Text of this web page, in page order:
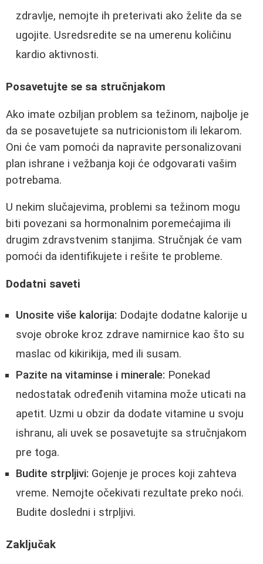
zdravlje, nemojte ih preterivati ako želite da se
ugojite. Usredsredite se na umerenu količinu
kardio aktivnosti.
Posavetujte se sa stručnjakom
Ako imate ozbiljan problem sa težinom, najbolje je
da se posavetujete sa nutricionistom ili lekarom.
Oni će vam pomoći da napravite personalizovani
plan ishrane i vežbanja koji će odgovarati vašim
potrebama.
U nekim slučajevima, problemi sa težinom mogu
biti povezani sa hormonalnim poremećajima ili
drugim zdravstvenim stanjima. Stručnjak će vam
pomoći da identifikujete i rešite te probleme.
Dodatni saveti
Unosite više kalorija: Dodajte dodatne kalorije u
svoje obroke kroz zdrave namirnice kao što su
maslac od kikirikija, med ili susam.
Pazite na vitaminse i minerale: Ponekad
nedostatak određenih vitamina može uticati na
apetit. Uzmi u obzir da dodate vitamine u svoju
ishranu, ali uvek se posavetujte sa stručnjakom
pre toga.
Budite strpljivi: Gojenje je proces koji zahteva
vreme. Nemojte očekivati rezultate preko noći.
Budite dosledni i strpljivi.
Zaključak